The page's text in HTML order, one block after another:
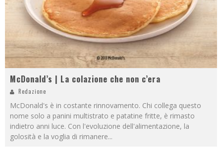
McDonald’s | La colazione che non c’era
Redazione
McDonald's è in costante rinnovamento. Chi collega questo
nome solo a panini multistrato e patatine fritte, è rimasto
indietro anni luce. Con l'evoluzione dell'alimentazione, la
golosità e la voglia di rimanere...